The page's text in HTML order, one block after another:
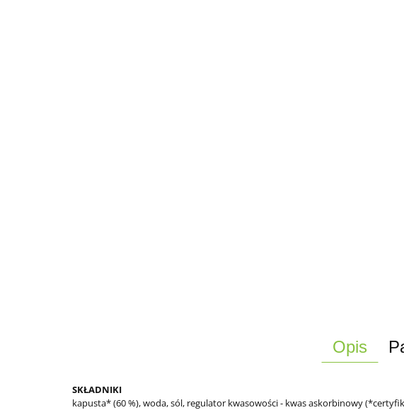
Opis
SKŁADNIKI
kapusta* (60 %), woda, sól, regulator kwasowości - kwas askorbinowy